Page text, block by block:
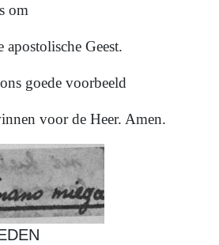
om
Geest.
goede voorbeeld
voor de Heer. Amen.